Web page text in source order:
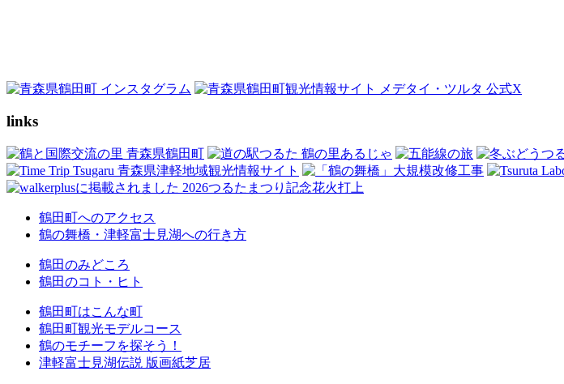
links
鶴田町へのアクセス
鶴の舞橋・津軽富士見湖への行き方
鶴田のみどころ
鶴田のコト・ヒト
鶴田町はこんな町
鶴田町観光モデルコース
鶴のモチーフを探そう！
津軽富士見湖伝説 版画紙芝居